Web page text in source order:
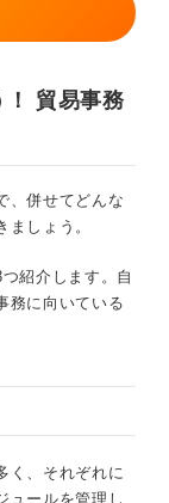
！ 貿易事務
、併せてどんな
しょう。
紹介します。自
務に向いている
く、それぞれに
ュールを管理し